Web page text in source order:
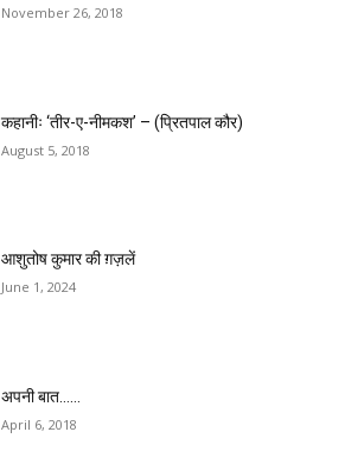
November 26, 2018
कहानीः ‘तीर-ए-नीमकश’ – (प्रितपाल कौर)
August 5, 2018
आशुतोष कुमार की ग़ज़लें
June 1, 2024
अपनी बात……
April 6, 2018